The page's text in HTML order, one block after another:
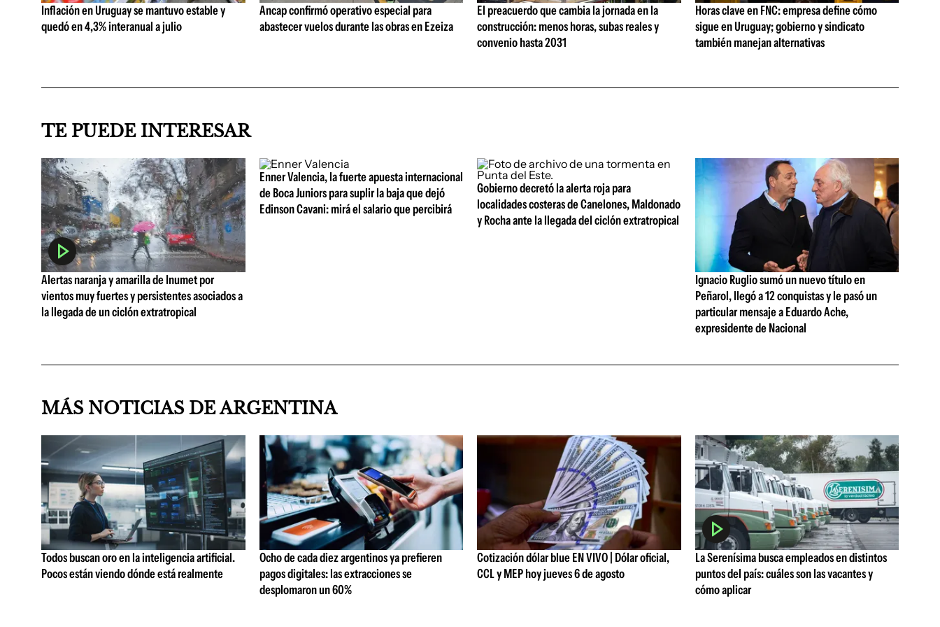
Inflación en Uruguay se mantuvo estable y
quedó en 4,3% interanual a julio
Ancap confirmó operativo especial para
abastecer vuelos durante las obras en Ezeiza
El preacuerdo que cambia la jornada en la
construcción: menos horas, subas reales y
convenio hasta 2031
Horas clave en FNC: empresa define cómo
sigue en Uruguay; gobierno y sindicato
también manejan alternativas
TE PUEDE INTERESAR
Alertas naranja y amarilla de Inumet por
vientos muy fuertes y persistentes asociados a
la llegada de un ciclón extratropical
Enner Valencia, la fuerte apuesta internacional
de Boca Juniors para suplir la baja que dejó
Edinson Cavani: mirá el salario que percibirá
Gobierno decretó la alerta roja para
localidades costeras de Canelones, Maldonado
y Rocha ante la llegada del ciclón extratropical
Ignacio Ruglio sumó un nuevo título en
Peñarol, llegó a 12 conquistas y le pasó un
particular mensaje a Eduardo Ache,
expresidente de Nacional
MÁS NOTICIAS DE ARGENTINA
Todos buscan oro en la inteligencia artificial.
Pocos están viendo dónde está realmente
Ocho de cada diez argentinos ya prefieren
pagos digitales: las extracciones se
desplomaron un 60%
Cotización dólar blue EN VIVO | Dólar oficial,
CCL y MEP hoy jueves 6 de agosto
La Serenísima busca empleados en distintos
puntos del país: cuáles son las vacantes y
cómo aplicar